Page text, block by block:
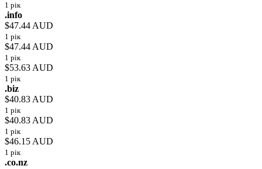
1 рік
.info
$47.44 AUD
1 рік
$47.44 AUD
1 рік
$53.63 AUD
1 рік
.biz
$40.83 AUD
1 рік
$40.83 AUD
1 рік
$46.15 AUD
1 рік
.co.nz